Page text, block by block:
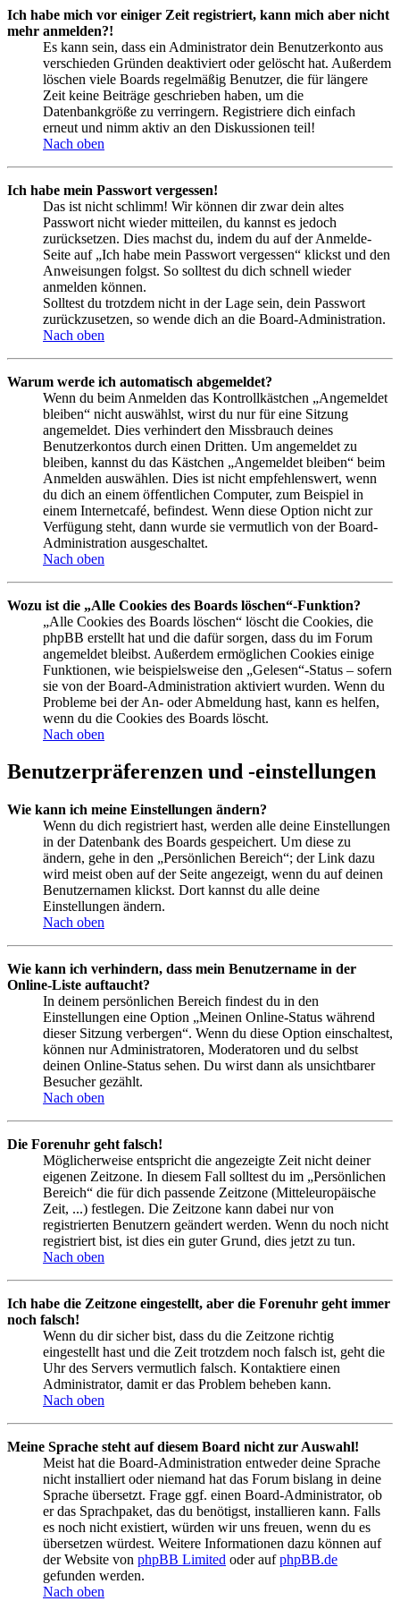
Ich habe mich vor einiger Zeit registriert, kann mich aber nicht
mehr anmelden?!
Es kann sein, dass ein Administrator dein Benutzerkonto aus
verschieden Gründen deaktiviert oder gelöscht hat. Außerdem
löschen viele Boards regelmäßig Benutzer, die für längere
Zeit keine Beiträge geschrieben haben, um die
Datenbankgröße zu verringern. Registriere dich einfach
erneut und nimm aktiv an den Diskussionen teil!
Nach oben
Ich habe mein Passwort vergessen!
Das ist nicht schlimm! Wir können dir zwar dein altes
Passwort nicht wieder mitteilen, du kannst es jedoch
zurücksetzen. Dies machst du, indem du auf der Anmelde-
Seite auf „Ich habe mein Passwort vergessen“ klickst und den
Anweisungen folgst. So solltest du dich schnell wieder
anmelden können.
Solltest du trotzdem nicht in der Lage sein, dein Passwort
zurückzusetzen, so wende dich an die Board-Administration.
Nach oben
Warum werde ich automatisch abgemeldet?
Wenn du beim Anmelden das Kontrollkästchen „Angemeldet
bleiben“ nicht auswählst, wirst du nur für eine Sitzung
angemeldet. Dies verhindert den Missbrauch deines
Benutzerkontos durch einen Dritten. Um angemeldet zu
bleiben, kannst du das Kästchen „Angemeldet bleiben“ beim
Anmelden auswählen. Dies ist nicht empfehlenswert, wenn
du dich an einem öffentlichen Computer, zum Beispiel in
einem Internetcafé, befindest. Wenn diese Option nicht zur
Verfügung steht, dann wurde sie vermutlich von der Board-
Administration ausgeschaltet.
Nach oben
Wozu ist die „Alle Cookies des Boards löschen“-Funktion?
„Alle Cookies des Boards löschen“ löscht die Cookies, die
phpBB erstellt hat und die dafür sorgen, dass du im Forum
angemeldet bleibst. Außerdem ermöglichen Cookies einige
Funktionen, wie beispielsweise den „Gelesen“-Status – sofern
sie von der Board-Administration aktiviert wurden. Wenn du
Probleme bei der An- oder Abmeldung hast, kann es helfen,
wenn du die Cookies des Boards löscht.
Nach oben
Benutzerpräferenzen und -einstellungen
Wie kann ich meine Einstellungen ändern?
Wenn du dich registriert hast, werden alle deine Einstellungen
in der Datenbank des Boards gespeichert. Um diese zu
ändern, gehe in den „Persönlichen Bereich“; der Link dazu
wird meist oben auf der Seite angezeigt, wenn du auf deinen
Benutzernamen klickst. Dort kannst du alle deine
Einstellungen ändern.
Nach oben
Wie kann ich verhindern, dass mein Benutzername in der
Online-Liste auftaucht?
In deinem persönlichen Bereich findest du in den
Einstellungen eine Option „Meinen Online-Status während
dieser Sitzung verbergen“. Wenn du diese Option einschaltest,
können nur Administratoren, Moderatoren und du selbst
deinen Online-Status sehen. Du wirst dann als unsichtbarer
Besucher gezählt.
Nach oben
Die Forenuhr geht falsch!
Möglicherweise entspricht die angezeigte Zeit nicht deiner
eigenen Zeitzone. In diesem Fall solltest du im „Persönlichen
Bereich“ die für dich passende Zeitzone (Mitteleuropäische
Zeit, ...) festlegen. Die Zeitzone kann dabei nur von
registrierten Benutzern geändert werden. Wenn du noch nicht
registriert bist, ist dies ein guter Grund, dies jetzt zu tun.
Nach oben
Ich habe die Zeitzone eingestellt, aber die Forenuhr geht immer
noch falsch!
Wenn du dir sicher bist, dass du die Zeitzone richtig
eingestellt hast und die Zeit trotzdem noch falsch ist, geht die
Uhr des Servers vermutlich falsch. Kontaktiere einen
Administrator, damit er das Problem beheben kann.
Nach oben
Meine Sprache steht auf diesem Board nicht zur Auswahl!
Meist hat die Board-Administration entweder deine Sprache
nicht installiert oder niemand hat das Forum bislang in deine
Sprache übersetzt. Frage ggf. einen Board-Administrator, ob
er das Sprachpaket, das du benötigst, installieren kann. Falls
es noch nicht existiert, würden wir uns freuen, wenn du es
übersetzen würdest. Weitere Informationen dazu können auf
der Website von phpBB Limited oder aufphpBB.de
gefunden werden.
Nach oben